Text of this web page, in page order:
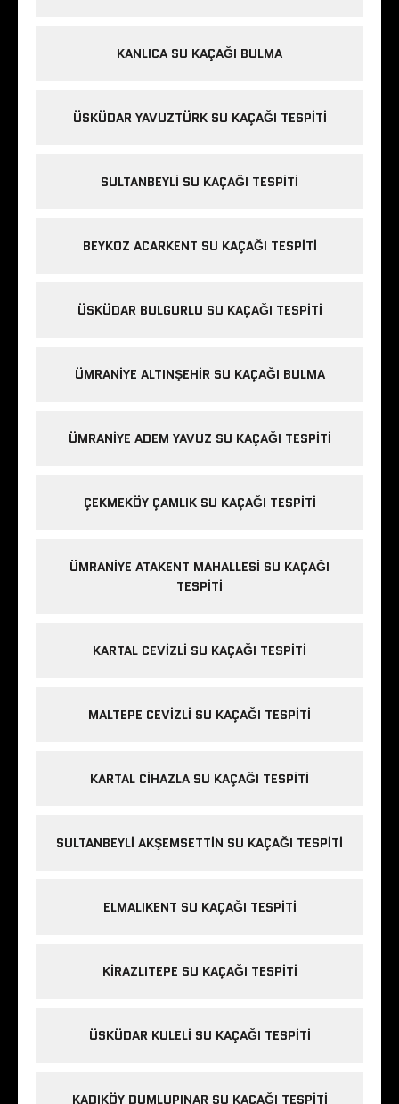
KANLICA SU KAÇAĞI BULMA
ÜSKÜDAR YAVUZTÜRK SU KAÇAĞI TESPITI
SULTANBEYLI SU KAÇAĞI TESPITI
BEYKOZ ACARKENT SU KAÇAĞI TESPITI
ÜSKÜDAR BULGURLU SU KAÇAĞI TESPITI
ÜMRANIYE ALTINŞEHIR SU KAÇAĞI BULMA
ÜMRANIYE ADEM YAVUZ SU KAÇAĞI TESPITI
ÇEKMEKÖY ÇAMLIK SU KAÇAĞI TESPITI
ÜMRANIYE ATAKENT MAHALLESI SU KAÇAĞI
TESPITI
KARTAL CEVIZLI SU KAÇAĞI TESPITI
MALTEPE CEVIZLI SU KAÇAĞI TESPITI
KARTAL CIHAZLA SU KAÇAĞI TESPITI
SULTANBEYLI AKŞEMSETTIN SU KAÇAĞI TESPITI
ELMALIKENT SU KAÇAĞI TESPITI
KIRAZLITEPE SU KAÇAĞI TESPITI
ÜSKÜDAR KULELI SU KAÇAĞI TESPITI
KADIKÖY DUMLUPINAR SU KAÇAĞI TESPITI